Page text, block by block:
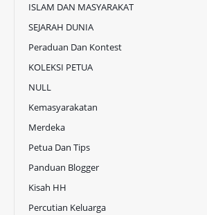
ISLAM DAN MASYARAKAT
SEJARAH DUNIA
Peraduan Dan Kontest
KOLEKSI PETUA
NULL
Kemasyarakatan
Merdeka
Petua Dan Tips
Panduan Blogger
Kisah HH
Percutian Keluarga